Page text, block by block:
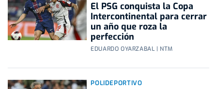
El PSG conquista la Copa
Intercontinental para cerrar
un año que roza la
perfección
EDUARDO OYARZABAL | NTM
POLIDEPORTIVO